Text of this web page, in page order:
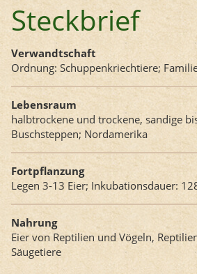
Steckbrief
Verwandtschaft
Ordnung: Schuppenkriechtiere;
Lebensraum
halbtrockene und trockene, sandige
Buschsteppen; Nordamerika
Fortpflanzung
Legen 3-13 Eier; Inkubationsdauer:
Nahrung
Eier von Reptilien und Vögeln,
Säugetiere